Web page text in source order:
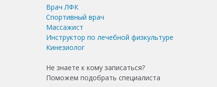
Врач ЛФК
Спортивный врач
Массажист
Инструктор по лечебной физкультуре
Кинезиолог
Не знаете к кому записаться?
Поможем подобрать специалиста